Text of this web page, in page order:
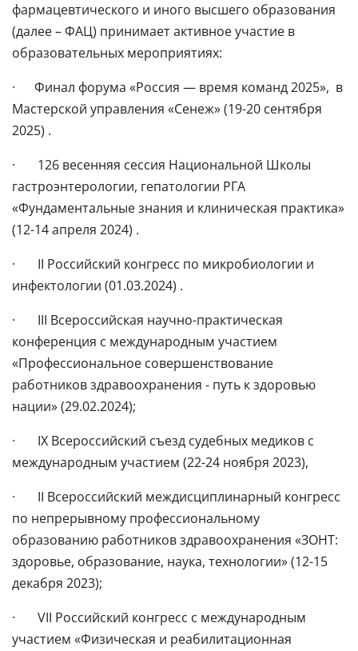
фармацевтического и иного высшего образования
(далее – ФАЦ) принимает активное участие в
образовательных мероприятиях:
· Финал форума «Россия — время команд 2025», в
Мастерской управления «Сенеж» (19-20 сентября
2025) .
· 126 весенняя сессия Национальной Школы
гастроэнтерологии, гепатологии РГА
«Фундаментальные знания и клиническая практика»
(12-14 апреля 2024) .
· II Российский конгресс по микробиологии и
инфектологии (01.03.2024) .
· III Всероссийская научно-практическая
конференция с международным участием
«Профессиональное совершенствование
работников здравоохранения - путь к здоровью
нации» (29.02.2024);
· IX Всероссийский съезд судебных медиков с
международным участием (22-24 ноября 2023),
· II Всероссийский междисциплинарный конгресс
по непрерывному профессиональному
образованию работников здравоохранения «ЗОНТ:
здоровье, образование, наука, технологии» (12-15
декабря 2023);
· VII Российский конгресс с международным
участием «Физическая и реабилитационная